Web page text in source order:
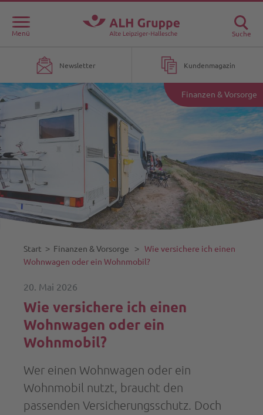
Menü Suche
Newsletter Kundenmagazin
Finanzen & Vorsorge
Start ˃ Finanzen & Vorsorge ˃ Wie versichere ich einen
Wohnwagen oder ein Wohnmobil?
20. Mai 2026
Wie versichere ich einen
Wohnwagen oder ein
Wohnmobil?
Wer einen Wohnwagen oder ein
Wohnmobil nutzt, braucht den
passenden Versicherungsschutz. Doch